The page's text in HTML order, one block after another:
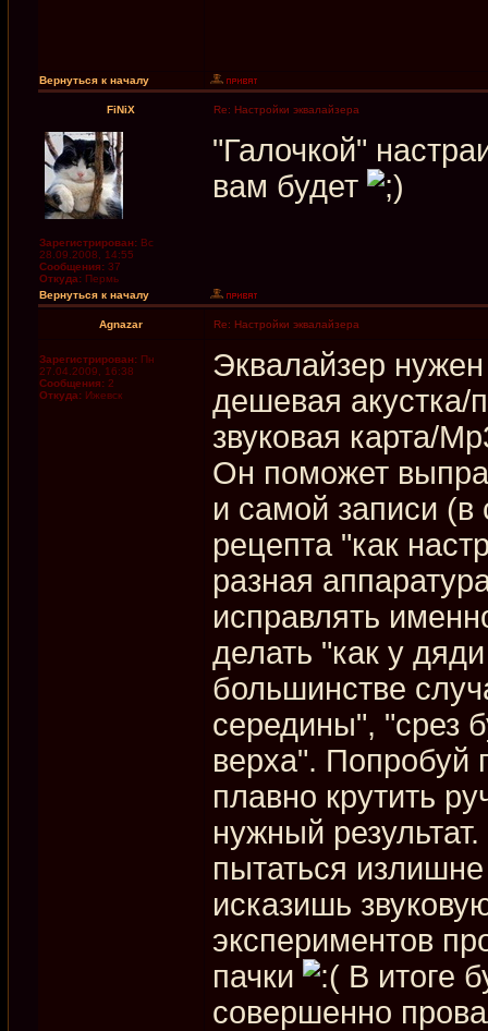
Вернуться к началу
FiNiX Re: Настройки эквалайзера
Зарегистрирован: Вс
28.09.2008, 14:55
Сообщения: 37
Откуда: Пермь
"Галочкой"
вам будет
Вернуться к началу
Agnazar Re: Настройки эквалайзера
Зарегистрирован: Пн
27.04.2009, 16:38
Сообщения: 2
Откуда: Ижевск
Эквалайзер
дешевая акустка/
звуковая карта/
Он поможет
и самой записи (в
рецепта "как
разная
исправлять
делать "как у
большинстве
середины", "срез
верха". Попробуй
плавно крутить
нужный
пытаться
исказишь
экспериментов
пачки
В итоге
совершенно